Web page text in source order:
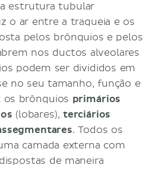
estrutura tubular
o ar entre a traqueia e os
pelos brônquios e pelos
nos ductos alveolares
podem ser divididos em
no seu tamanho, função e
brônquios primários
(lobares), terciários
. Todos os
camada externa com
de maneira